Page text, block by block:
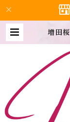
増田